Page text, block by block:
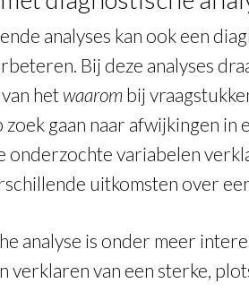
analyses kan ook een
Bij deze analyses
het waarom bij
gaan naar afwijkingen in
onderzochte variabelen
uitkomsten over
analyse is onder meer
verklaren van een sterke,